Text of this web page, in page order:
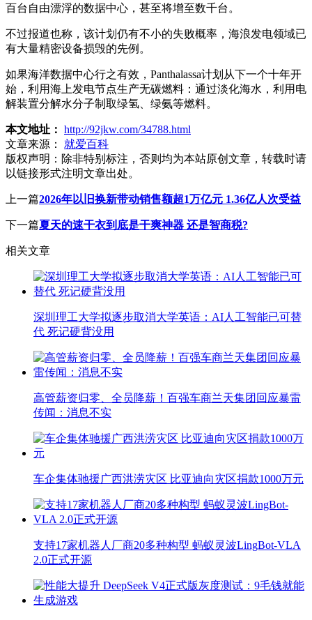
百台自由漂浮的数据中心，甚至将增至数千台。
不过报道也称，该计划仍有不小的失败概率，海浪发电领域已
有大量精密设备损毁的先例。
如果海洋数据中心行之有效，Panthalassa计划从下一个十年开
始，利用海上发电节点生产无碳燃料：通过淡化海水，利用电
解装置分解水分子制取绿氢、绿氨等燃料。
本文地址： http://92jkw.com/34788.html
文章来源：
就爱百科
版权声明： 除非特别标注，否则均为本站原创文章，转载时请
以链接形式注明文章出处。
上一篇2026年以旧换新带动销售额超1万亿元 1.36亿人次受益
下一篇夏天的速干衣到底是干爽神器 还是智商税?
相关文章
深圳理工大学拟逐步取消大学英语：AI人工智能已可替
代 死记硬背没用
高管薪资归零、全员降薪！百强车商兰天集团回应暴雷
传闻：消息不实
车企集体驰援广西洪涝灾区 比亚迪向灾区捐款1000万元
支持17家机器人厂商20多种构型 蚂蚁灵波LingBot-VLA
2.0正式开源